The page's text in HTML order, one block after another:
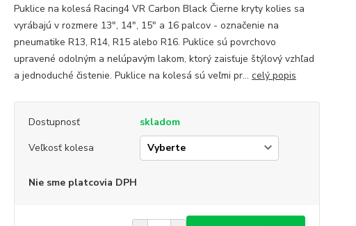
Puklice na kolesá Racing4 VR Carbon Black Čierne kryty kolies sa
vyrábajú v rozmere 13", 14", 15" a 16 palcov - označenie na
pneumatike R13, R14, R15 alebo R16. Puklice sú povrchovo
upravené odolným a nelúpavým lakom, ktorý zaisťuje štýlový vzhľad
a jednoduché čistenie. Puklice na kolesá sú veľmi pr... celý popis
Dostupnosť
skladom
Veľkosť kolesa
Nie sme platcovia DPH